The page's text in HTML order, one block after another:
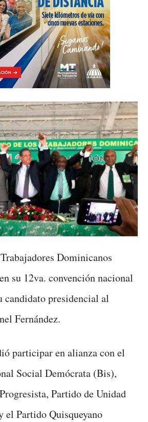
Dominicanos
su 12va. convención nacional
candidato presidencial al
Fernández.
participar en alianza con el
Social Demócrata (Bis),
Partido de Unidad
el Partido Quisqueyano